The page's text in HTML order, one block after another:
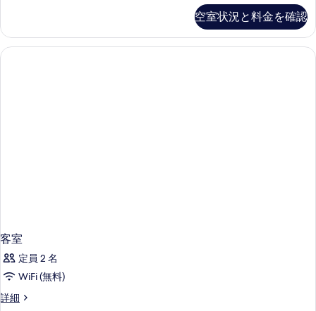
ド
１
表
示
す
る
ド
台】
ド
ル
台】
の
す
べ
て
ン
ダ
ー
詳
空室状況と料金を確認
客室
定員 2 名
WiFi (無料)
詳細
客